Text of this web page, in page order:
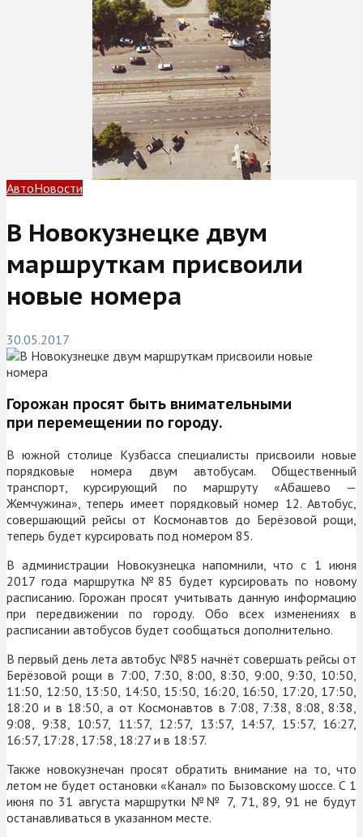
АвтоНовости
В Новокузнецке двум
маршруткам присвоили
новые номера
30.05.2017
Горожан просят быть внимательными
при перемещении по городу.
В южной столице Кузбасса специалисты присвоили новые
порядковые номера двум автобусам. Общественный
транспорт, курсирующий по маршруту «Абашево —
Жемчужина», теперь имеет порядковый номер 12. Автобус,
совершающий рейсы от Космонавтов до Берёзовой рощи,
теперь будет курсировать под номером 85.
В администрации Новокузнецка напомнили, что с 1 июня
2017 года маршрутка №85 будет курсировать по новому
расписанию. Горожан просят учитывать данную информацию
при передвижении по городу. Обо всех изменениях в
расписании автобусов будет сообщаться дополнительно.
В первый день лета автобус №85 начнёт совершать рейсы от
Берёзовой рощи в 7:00, 7:30, 8:00, 8:30, 9:00, 9:30, 10:50,
11:50, 12:50, 13:50, 14:50, 15:50, 16:20, 16:50, 17:20, 17:50,
18:20 и в 18:50, а от Космонавтов в 7:08, 7:38, 8:08, 8:38,
9:08, 9:38, 10:57, 11:57, 12:57, 13:57, 14:57, 15:57, 16:27,
16:57, 17:28, 17:58, 18:27 и в 18:57.
Также новокузнечан просят обратить внимание на то, что
летом не будет остановки «Канал» по Бызовскому шоссе. С 1
июня по 31 августа маршрутки №№ 7, 71, 89, 91 не будут
останавливаться в указанном месте.